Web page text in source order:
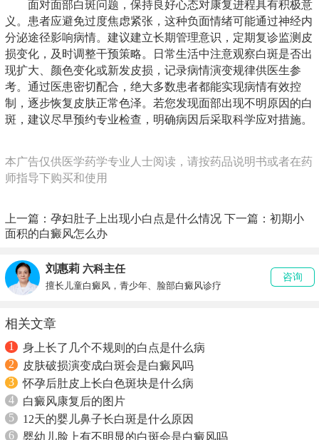
面对面部白斑问题，保持良好心态对康复进程具有积极意
义。患者应避免过度焦虑紧张，这种负面情绪可能通过神经内
分泌途径影响病情。建议建立长期管理意识，定期复诊监测皮
损变化，及时调整干预策略。日常生活中注意观察白斑是否出
现扩大、颜色变化或新发皮损，记录病情演变规律供医生参
考。通过医患密切配合，绝大多数患者都能实现病情有效控
制，逐步恢复皮肤正常色泽。若您发现面部出现不明原因的白
斑，建议尽早预约专业检查，明确病因后采取科学应对措施。
本广告仅供医学药学专业人士阅读，请按药品说明书或者在药
师指导下购买和使用
上一篇： 孕妇肚子上出现小白点是什么情况 下一篇： 初期小
面积的白癜风怎么办
刘惠莉 六科主任
擅长儿童白癜风，青少年、脸部白癜风诊疗
咨询
相关文章
1
身上长了几个不规则的白点是什么病
2
皮肤破损演变成白斑会是白癜风吗
3
怀孕后肚皮上长白色斑块是什么病
4
白癜风康复后的图片
5
12天的婴儿鼻子长白斑是什么原因
6
婴幼儿脸上有不明显的白斑会是白癜风吗